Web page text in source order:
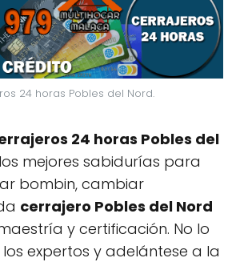
24 horas Pobles del Nord.
24 horas Pobles del
mejores sabidurías para
bombin, cambiar
cerrajero Pobles del Nord
y certificación. No lo
expertos y adelántese a la